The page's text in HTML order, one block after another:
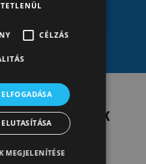
>>
PARTNEREINK
CÉLZÁS
ELFOGADÁSA
ELUTASÍTÁSA
MEGJELENÍTÉSE